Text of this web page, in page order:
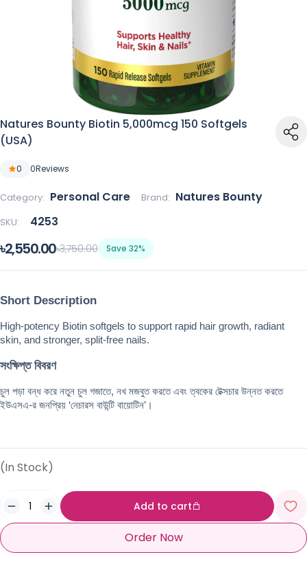
Natures Bounty Biotin 5,000mcg 150 Softgels
(USA)
0 0Reviews
Category: Personal Care Brand: Natures Bounty
SKU: 4253
৳2,550.00৳3,750.00 Save 32%
Short Description
High-potency Biotin softgels to support rapid hair growth, radiant
skin, and stronger, split-free nails.
সংক্ষিপ্ত বিবরণ
চুল পড়া বন্ধ করে নতুন চুল গজাতে, নখ মজবুত করতে এবং ত্বকের টেক্সচার উন্নত করতে
ইউএসএ-র জনপ্রিয় ‘নেচারস বাউন্টি বায়োটিন’।
(In Stock)
Add to cart
Order Now